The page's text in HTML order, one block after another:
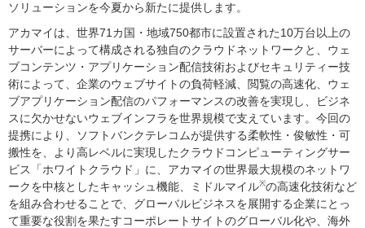
ソリューションを今夏から新たに提供します。
アカマイは、世界71カ国・地域750都市に設置された10万台以上の
サーバーによって構成される独自のクラウドネットワークと、ウェ
ブコンテンツ・アプリケーション配信技術およびセキュリティー技
術によって、企業のウェブサイトの負荷軽減、閲覧の高速化、ウェ
ブアプリケーション配信のパフォーマンスの改善を実現し、ビジネ
スに欠かせないウェブインフラを世界規模で支えています。今回の
提携により、ソフトバンクテレコムが提供する柔軟性・俊敏性・可
搬性を、より高レベルに実現したクラウドコンピューティングサー
ビス「ホワイトクラウド」に、アカマイの世界最大規模のネットワ
ークを中核としたキャッシュ機能、ミドルマイル※の高速化技術など
を組み合わせることで、グローバルビジネスを展開する企業にとっ
て重要な役割を果たすコーポレートサイトのグローバル化や、海外